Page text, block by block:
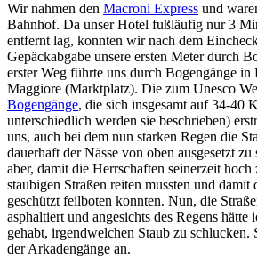
Wir nahmen den Macroni Express und
Bahnhof. Da unser Hotel fußläufig nur 3
entfernt lag, konnten wir nach dem
Gepäckabgabe unsere ersten Meter durch
erster Weg führte uns durch Bogengänge in
Maggiore (Marktplatz). Die zum Unesco
Bogengänge, die sich insgesamt auf 34-40
unterschiedlich werden sie beschrieben)
uns, auch bei dem nun starken Regen die
dauerhaft der Nässe von oben ausgesetzt
aber, damit die Herrschaften seinerzeit
staubigen Straßen reiten mussten und
geschützt feilboten konnten. Nun, die
asphaltiert und angesichts des Regens hätte
gehabt, irgendwelchen Staub zu schlucken.
der Arkadengänge an.